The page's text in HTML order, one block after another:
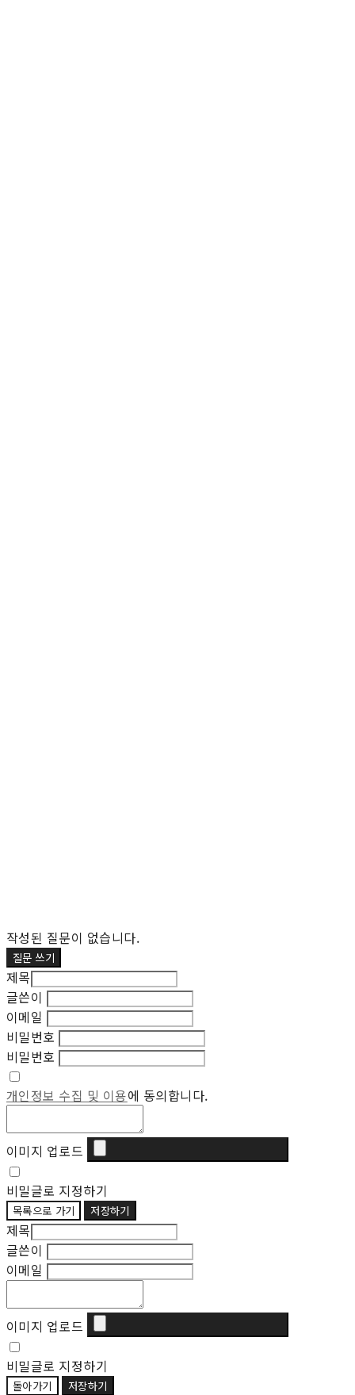
작성된 질문이 없습니다.
질문 쓰기
제목
글쓴이
이메일
비밀번호
비밀번호
개인정보 수집 및 이용에 동의합니다.
이미지 업로드
비밀글로 지정하기
목록으로 가기 저장하기
제목
글쓴이
이메일
이미지 업로드
비밀글로 지정하기
돌아가기 저장하기